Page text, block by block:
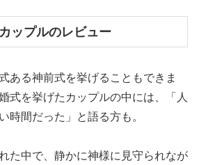
ップルのレビュー
ある神前式を挙げることもできま
式を挙げたカップルの中には、「人
時間だった」と語る方も。
た中で、静かに神様に見守られなが